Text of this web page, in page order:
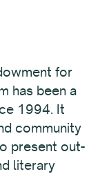
for
has been a
1994. It
community
present out-
literary